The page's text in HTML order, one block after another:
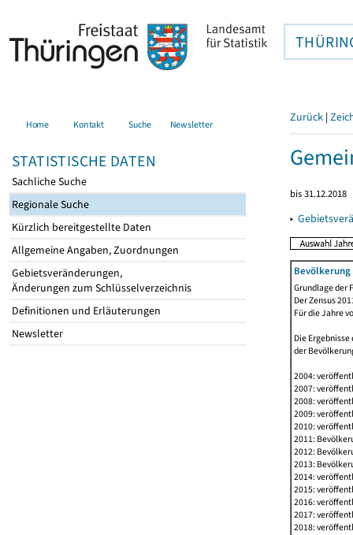
Home Kontakt Suche Newsletter
STATISTISCHE DATEN
Sachliche Suche
Regionale Suche
Kürzlich bereitgestellte Daten
Allgemeine Angaben, Zuordnungen
Gebietsveränderungen,
Änderungen zum Schlüsselverzeichnis
Definitionen und Erläuterungen
Newsletter
Zurück |
bis 31.12.2018
▸
Grundlage der
Der Zensus
Für die Jahre
Die
der
2004:
2007:
2008:
2009:
2010:
2011:
2012:
2013:
2014:
2015:
2016:
2017:
2018: